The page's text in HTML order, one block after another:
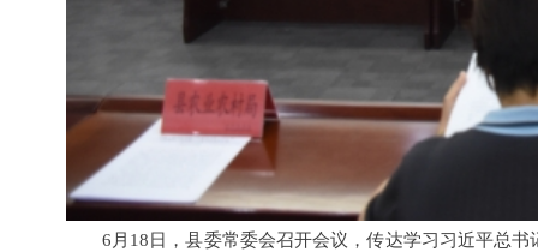
6月18日，县委常委会召开会议，传达学习习近平总